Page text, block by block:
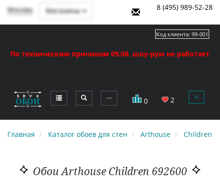
Москва Магазины 8 (495) 989-52-28
По техническим причинам 09.08. шоу-рум не работает
⋯ 0 2
Код клиента: 99-001
Главная Каталог обоев для стен Arthouse Children
Обои Arthouse Children 692600